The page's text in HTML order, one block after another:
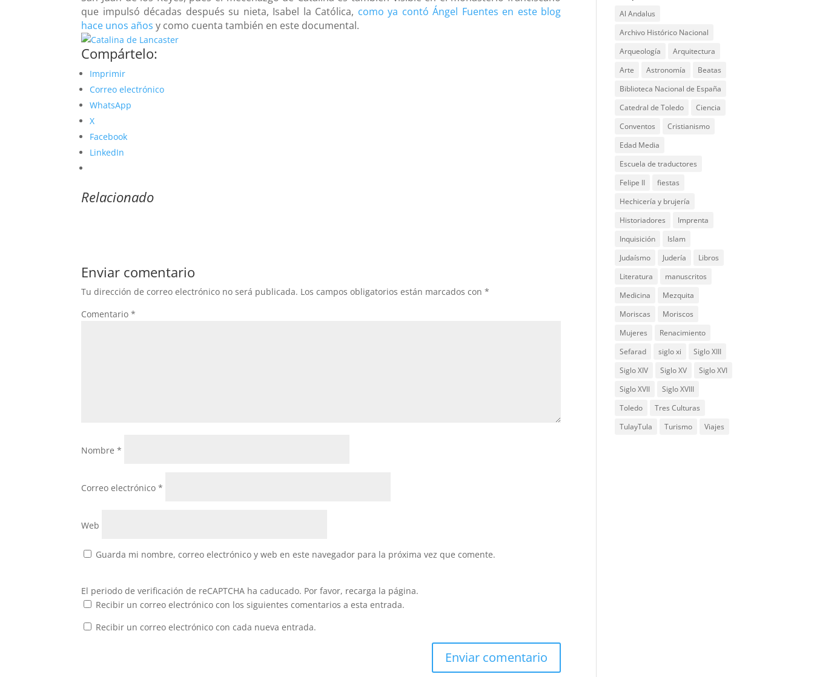
que impulsó décadas después su nieta, Isabel la Católica, como ya contó Ángel Fuentes en este blog
hace unos años y como cuenta también en este documental.
Compártelo:
Imprimir
Correo electrónico
WhatsApp
X
Facebook
LinkedIn
Relacionado
Enviar comentario
Tu dirección de correo electrónico no será publicada. Los campos obligatorios están marcados con*
Comentario*
Nombre*
Correo electrónico*
Web
Guarda mi nombre, correo electrónico y web en este navegador para la próxima vez que comente.
El periodo de verificación de reCAPTCHA ha caducado. Por favor, recarga la página.
Recibir un correo electrónico con los siguientes comentarios a esta entrada.
Recibir un correo electrónico con cada nueva entrada.
Al Andalus
Archivo Histórico Nacional
Arqueología
Arquitectura
Arte
Astronomía
Beatas
Biblioteca Nacional de España
Catedral de Toledo
Ciencia
Conventos
Cristianismo
Edad Media
Escuela de traductores
Felipe II
fiestas
Hechicería y brujería
Historiadores
Imprenta
Inquisición
Islam
Judaísmo
Judería
Libros
Literatura
manuscritos
Medicina
Mezquita
Moriscas
Moriscos
Mujeres
Renacimiento
Sefarad
siglo xi
Siglo XIII
Siglo XIV
Siglo XV
Siglo XVI
Siglo XVII
Siglo XVIII
Toledo
Tres Culturas
TulayTula
Turismo Viajes